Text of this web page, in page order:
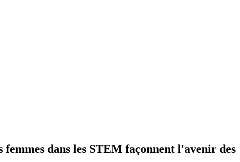
dans les STEM façonnent l'avenir des